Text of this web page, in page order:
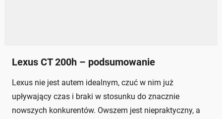
Lexus CT 200h – podsumowanie
Lexus nie jest autem idealnym, czuć w nim już
upływający czas i braki w stosunku do znacznie
nowszych konkurentów. Owszem jest niepraktyczny, a